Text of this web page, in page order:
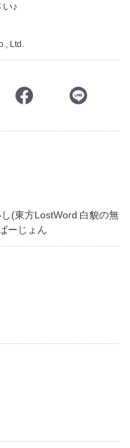
♪
Ltd.
(東方LostWord 白貌の無
ーじょん